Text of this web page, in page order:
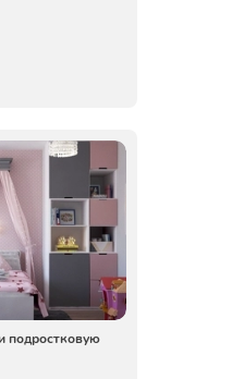
подростковую